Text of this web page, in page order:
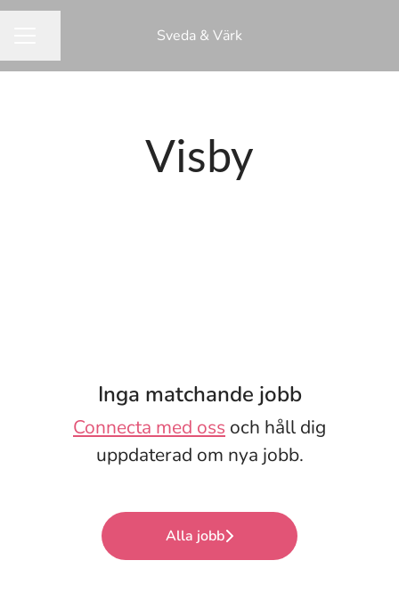
Sveda & Värk
Visby
Inga matchande jobb
Connecta med oss och håll dig
uppdaterad om nya jobb.
Alla jobb